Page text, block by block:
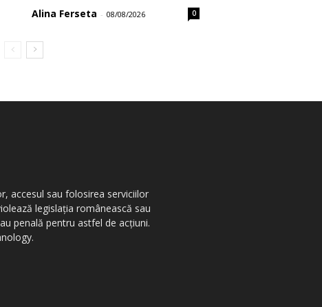
Alina Ferseta - 08/08/2026 0
accesul sau folosirea serviciilor
legislația românească sau
penală pentru astfel de acțiuni.